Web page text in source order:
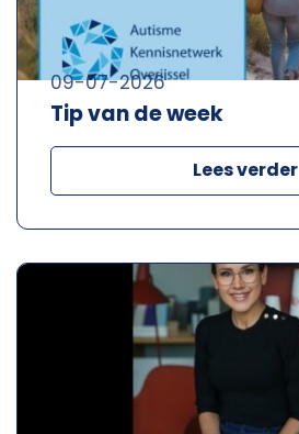
Tip van de week
09-07-2026
Lees verder